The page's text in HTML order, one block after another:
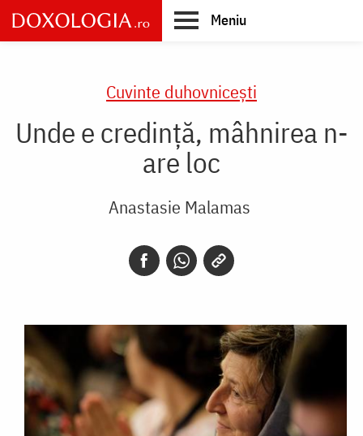
Skip
to
main
Meniu
Cuvinte duhovnicești
Unde e credință, mâhnirea n-
are loc
Anastasie Malamas